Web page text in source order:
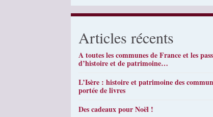
Articles récents
A toutes les communes de France et les
d’histoire et de patrimoine…
L’Isère : histoire et patrimoine des
portée de livres
Des cadeaux pour Noël !